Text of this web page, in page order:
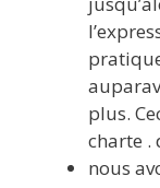
plus.
charte .
nous